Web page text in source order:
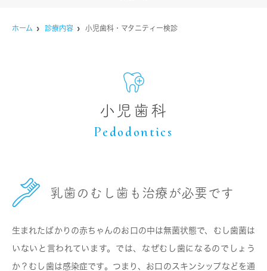
ホーム 診療内容 小児歯科・マタニティー検診
小児歯科
Pedodontics
乳歯のむし歯も治療が必要です
生まれたばかりの赤ちゃんのお口の中は無菌状態で、むし歯菌は
いないと言われています。では、なぜむし歯になるのでしょう
か？むし歯は感染症です。つまり、お口のスキンシップなどを通